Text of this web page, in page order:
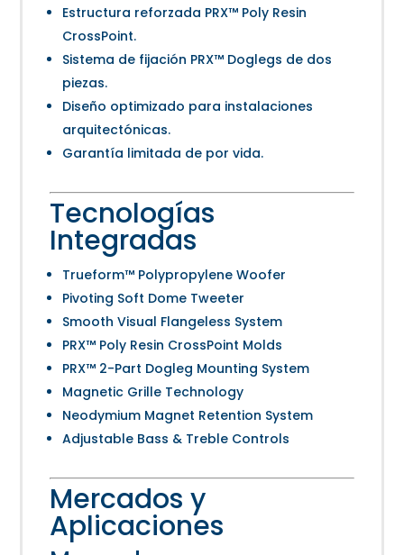
Estructura reforzada PRX™ Poly Resin
CrossPoint.
Sistema de fijación PRX™ Doglegs de dos
piezas.
Diseño optimizado para instalaciones
arquitectónicas.
Garantía limitada de por vida.
Tecnologías
Integradas
Trueform™ Polypropylene Woofer
Pivoting Soft Dome Tweeter
Smooth Visual Flangeless System
PRX™ Poly Resin CrossPoint Molds
PRX™ 2-Part Dogleg Mounting System
Magnetic Grille Technology
Neodymium Magnet Retention System
Adjustable Bass & Treble Controls
Mercados y
Aplicaciones